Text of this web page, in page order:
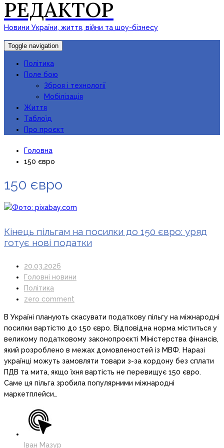
РЕДАКТОР
Новини України, життя, війни та шоу-бізнесу
Toggle navigation
Політика
Поле бою
Зброя і технології
Мобілізація
Життя
Таблоїд
Про проєкт
Головна
150 євро
150 євро
Кінець пільгам на посилки до 150 євро: уряд
готує нові податки
20.03.2026
Головні новини
Політика
zero comment
В Україні планують скасувати податкову пільгу на міжнародні
посилки вартістю до 150 євро. Відповідна норма міститься у
великому податковому законопроєкті Міністерства фінансів,
який розроблено в межах домовленостей із МВФ. Наразі
українці можуть замовляти товари з-за кордону без сплати
ПДВ та мита, якщо їхня вартість не перевищує 150 євро.
Саме ця пільга зробила популярними міжнародні
маркетплейси…
Іван Мазур